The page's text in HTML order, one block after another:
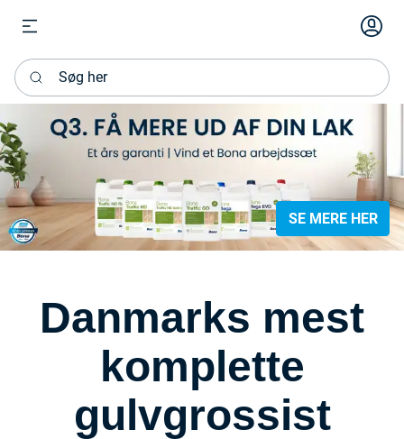
Log
Søg her
SE MERE HER
Danmarks mest
komplette
gulvgrossist